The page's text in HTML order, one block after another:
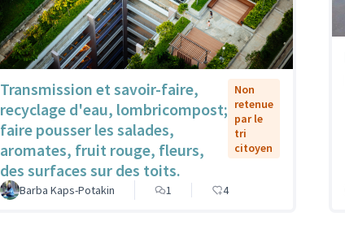
Transmission et savoir-faire,
recyclage d'eau, lombricompost;
faire pousser les salades,
aromates, fruit rouge, fleurs,
des surfaces sur des toits.
Non
retenue
par le
tri
citoyen
Barba Kaps-Potakin 1 4